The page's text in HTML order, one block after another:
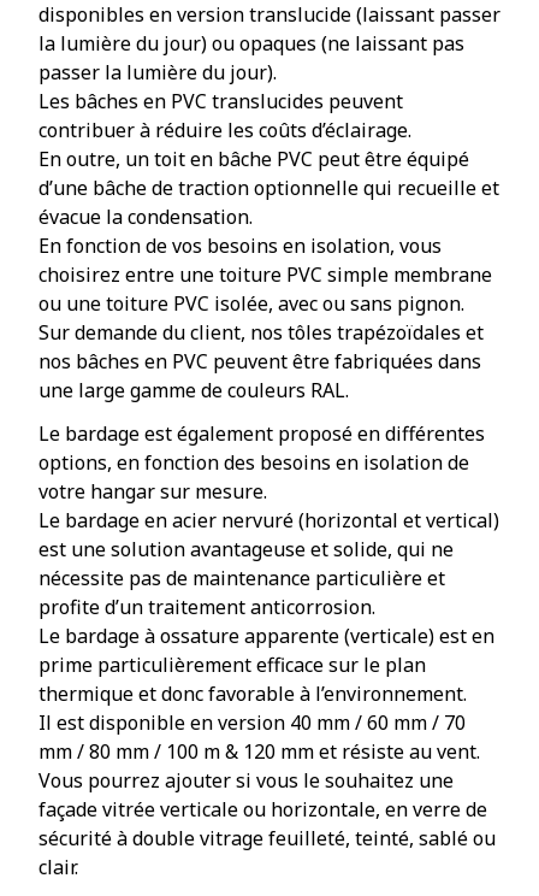
disponibles en version translucide (laissant passer
la lumière du jour) ou opaques (ne laissant pas
passer la lumière du jour).
Les bâches en PVC translucides peuvent
contribuer à réduire les coûts d’éclairage.
En outre, un toit en bâche PVC peut être équipé
d’une bâche de traction optionnelle qui recueille et
évacue la condensation.
En fonction de vos besoins en isolation, vous
choisirez entre une toiture PVC simple membrane
ou une toiture PVC isolée, avec ou sans pignon.
Sur demande du client, nos tôles trapézoïdales et
nos bâches en PVC peuvent être fabriquées dans
une large gamme de couleurs RAL.
Le bardage est également proposé en différentes
options, en fonction des besoins en isolation de
votre hangar sur mesure.
Le bardage en acier nervuré (horizontal et vertical)
est une solution avantageuse et solide, qui ne
nécessite pas de maintenance particulière et
profite d’un traitement anticorrosion.
Le bardage à ossature apparente (verticale) est en
prime particulièrement efficace sur le plan
thermique et donc favorable à l’environnement.
Il est disponible en version 40 mm / 60 mm / 70
mm / 80 mm / 100 m & 120 mm et résiste au vent.
Vous pourrez ajouter si vous le souhaitez une
façade vitrée verticale ou horizontale, en verre de
sécurité à double vitrage feuilleté, teinté, sablé ou
clair.